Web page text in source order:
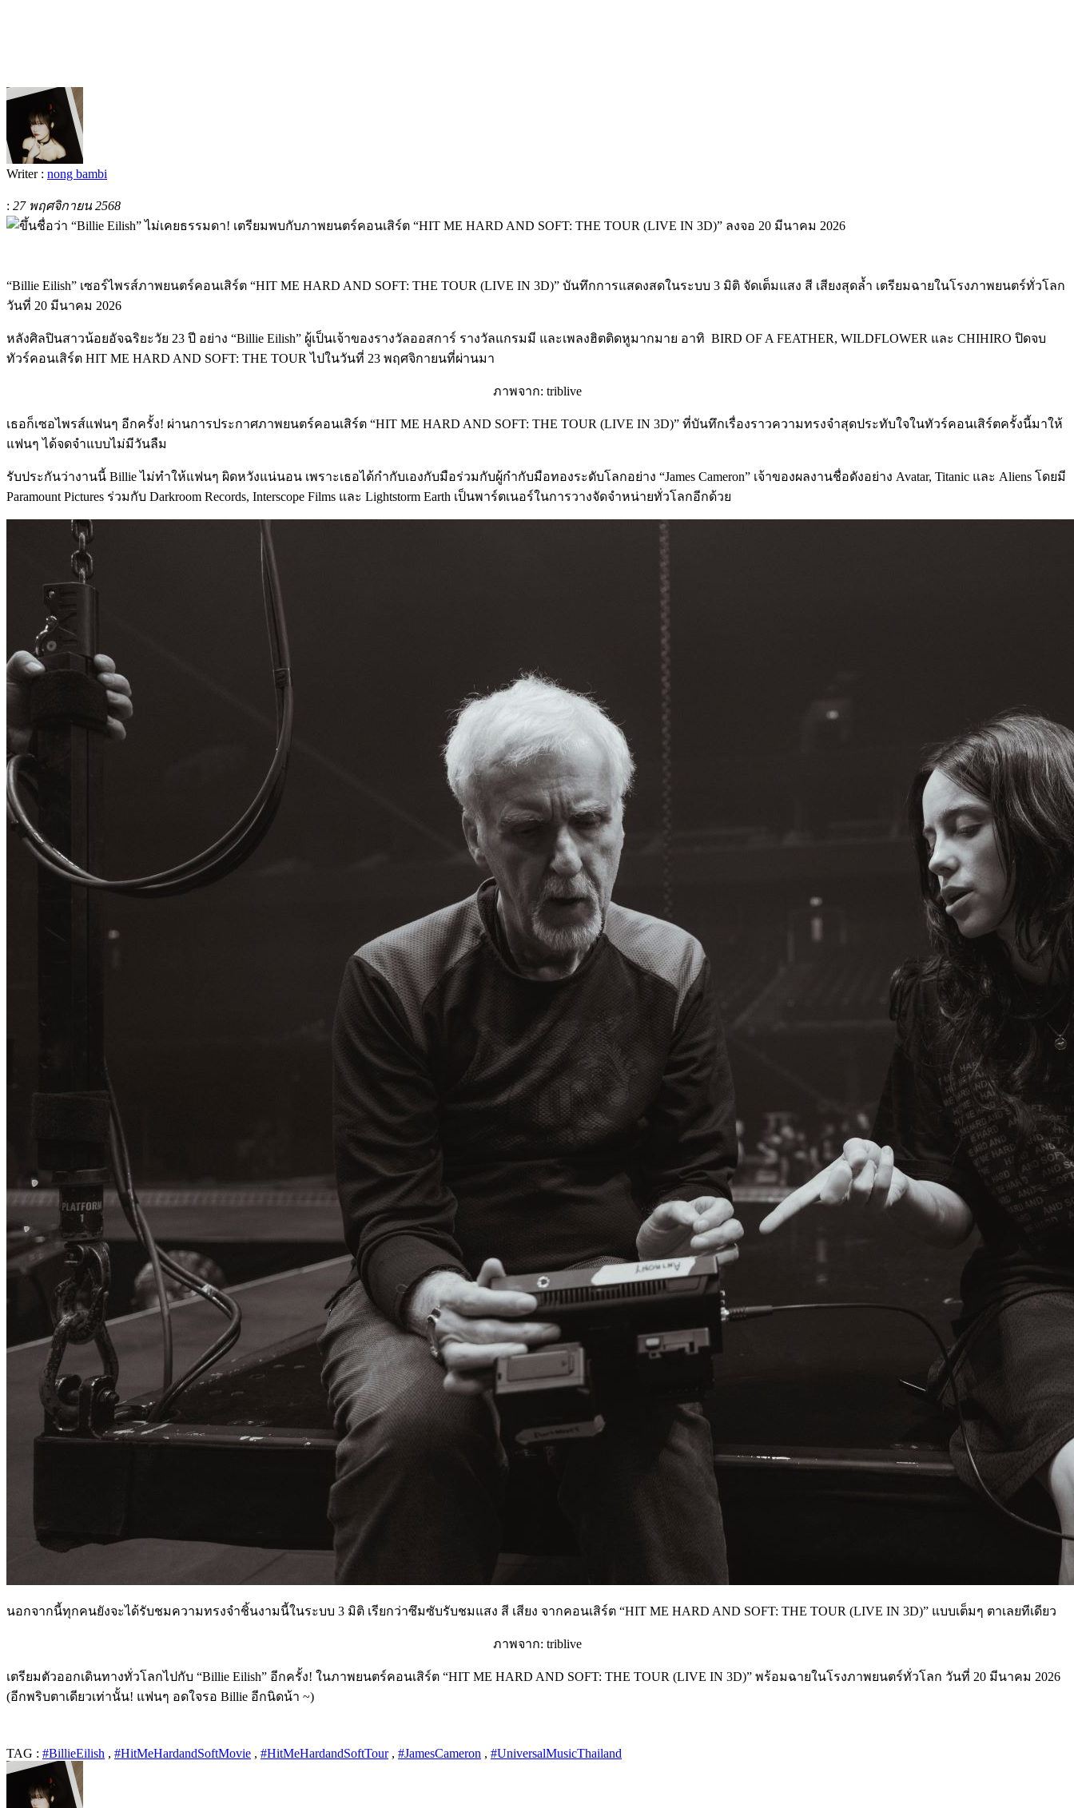
Writer : nong bambi
: 27 พฤศจิกายน 2568
“Billie Eilish” เซอร์ไพรส์ภาพยนตร์คอนเสิร์ต “HIT ME HARD AND SOFT: THE TOUR (LIVE IN 3D)” บันทึกการแสดงสดในระบบ 3 มิติ จัดเต็มแสง สี เสียงสุดล้ำ เตรียมฉายในโรงภาพยนตร์ทั่วโลก
วันที่ 20 มีนาคม 2026
หลังศิลปินสาวน้อยอัจฉริยะวัย 23 ปี อย่าง “Billie Eilish” ผู้เป็นเจ้าของรางวัลออสการ์ รางวัลแกรมมี และเพลงฮิตติดหูมากมาย อาทิ BIRD OF A FEATHER, WILDFLOWER และ CHIHIRO ปิดจบ
ทัวร์คอนเสิร์ต HIT ME HARD AND SOFT: THE TOUR ไปในวันที่ 23 พฤศจิกายนที่ผ่านมา
ภาพจาก: triblive
เธอก็เซอไพรส์แฟนๆ อีกครั้ง! ผ่านการประกาศภาพยนตร์คอนเสิร์ต “HIT ME HARD AND SOFT: THE TOUR (LIVE IN 3D)” ที่บันทึกเรื่องราวความทรงจำสุดประทับใจในทัวร์คอนเสิร์ตครั้งนี้มาให้
แฟนๆ ได้จดจำแบบไม่มีวันลืม
รับประกันว่างานนี้ Billie ไม่ทำให้แฟนๆ ผิดหวังแน่นอน เพราะเธอได้กำกับเองกับมือร่วมกับผู้กำกับมือทองระดับโลกอย่าง “James Cameron” เจ้าของผลงานชื่อดังอย่าง Avatar, Titanic และ Aliens โดยมี
Paramount Pictures ร่วมกับ Darkroom Records, Interscope Films และ Lightstorm Earth เป็นพาร์ตเนอร์ในการวางจัดจำหน่ายทั่วโลกอีกด้วย
นอกจากนี้ทุกคนยังจะได้รับชมความทรงจำชิ้นงามนี้ในระบบ 3 มิติ เรียกว่าซึมซับรับชมแสง สี เสียง จากคอนเสิร์ต “HIT ME HARD AND SOFT: THE TOUR (LIVE IN 3D)” แบบเต็มๆ ตาเลยทีเดียว
ภาพจาก: triblive
เตรียมตัวออกเดินทางทั่วโลกไปกับ “Billie Eilish” อีกครั้ง! ในภาพยนตร์คอนเสิร์ต “HIT ME HARD AND SOFT: THE TOUR (LIVE IN 3D)” พร้อมฉายในโรงภาพยนตร์ทั่วโลก วันที่ 20 มีนาคม 2026
(อีกพริบตาเดียวเท่านั้น! แฟนๆ อดใจรอ Billie อีกนิดน้า ~)
TAG : #BillieEilish , #HitMeHardandSoftMovie , #HitMeHardandSoftTour, #JamesCameron , #UniversalMusicThailand